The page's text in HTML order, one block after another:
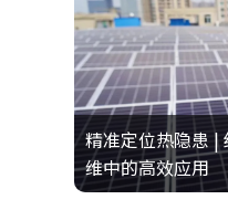
精准定位热隐患 |
维中的高效应用